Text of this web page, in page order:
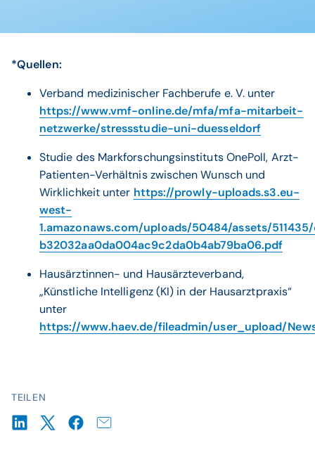
TEILEN
*Quellen:
Verband medizinischer Fachberufe e. V. unter
https://www.vmf-online.de/mfa/mfa-mitarbeit-
netzwerke/stressstudie-uni-duesseldorf
Studie des Markforschungsinstituts OnePoll, Arzt-
Patienten-Verhältnis zwischen Wunsch und
Wirklichkeit unter https://prowly-uploads.s3.eu-
west-
1.amazonaws.com/uploads/50484/assets/
b32032aa0da004ac9c2da0b4ab79ba06.pdf
Hausärztinnen- und Hausärzteverband,
„Künstliche Intelligenz (KI) in der Hausarztpraxis“
unter
https://www.haev.de/fileadmin/user_upload/